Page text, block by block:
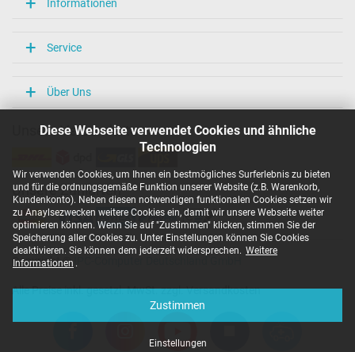
Diese Webseite verwendet Cookies und ähnliche
Technologien
Wir verwenden Cookies, um Ihnen ein bestmögliches Surferlebnis zu bieten
und für die ordnungsgemäße Funktion unserer Website (z.B. Warenkorb,
Kundenkonto). Neben diesen notwendigen funktionalen Cookies setzen wir
zu Anaylsezwecken weitere Cookies ein, damit wir unsere Webseite weiter
optimieren können. Wenn Sie auf "Zustimmen" klicken, stimmen Sie der
Speicherung aller Cookies zu. Unter Einstellungen können Sie Cookies
deaktivieren. Sie können dem jederzeit widersprechen. Weitere
Informationen .
Zustimmen
Einstellungen
CCC
UL Nachhaltigkeit
Verwendung
Notebook / Laptop
Informationen
Service
Über Uns
Unsere Versandarten
Unsere Zahlarten
Copyright ©
Alle Preise inkl. gesetzl. MwSt. zzgl. Versandkosten